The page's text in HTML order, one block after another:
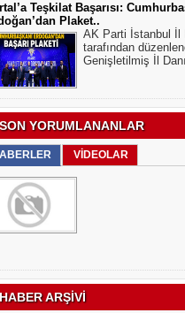
Teşkilat Başarısı:
Plaket..
AK Parti İstanbul İl
tarafından
Genişletilmiş İl
YORUMLANANLAR
VİDEOLAR
ARŞİVİ